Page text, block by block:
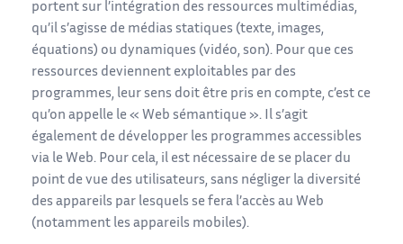
portent sur l’intégration des ressources multimédias,
qu’il s’agisse de médias statiques (texte, images,
équations) ou dynamiques (vidéo, son). Pour que ces
ressources deviennent exploitables par des
programmes, leur sens doit être pris en compte, c’est ce
qu’on appelle le « Web sémantique ». Il s’agit
également de développer les programmes accessibles
via le Web. Pour cela, il est nécessaire de se placer du
point de vue des utilisateurs, sans négliger la diversité
des appareils par lesquels se fera l’accès au Web
(notamment les appareils mobiles).